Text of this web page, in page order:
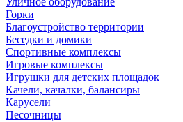
Горки
Благоустройство территории
Беседки и домики
Спортивные комплексы
Игровые комплексы
Игрушки для детских площадок
Качели, качалки, балансиры
Карусели
Песочницы